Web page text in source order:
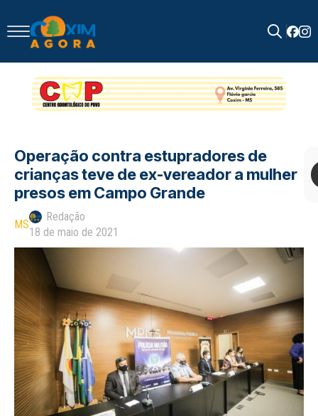
for:
Operação contra estupradores de
crianças teve de ex-vereador a mulher
presos em Campo Grande
MS
Redação
18 de maio de 2021